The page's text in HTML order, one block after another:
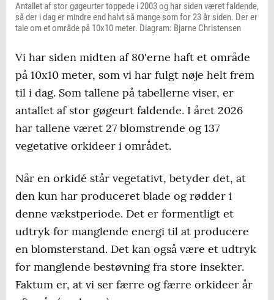
Antallet af stor gøgeurter toppede i 2003 og har siden været faldende,
så der i dag er mindre end halvt så mange som for 23 år siden. Der er
tale om et område på 10x10 meter. Diagram: Bjarne Christensen
Vi har siden midten af 80'erne haft et område
på 10x10 meter, som vi har fulgt nøje helt frem
til i dag. Som tallene på tabellerne viser, er
antallet af stor gøgeurt faldende. I året 2026
har tallene været 27 blomstrende og 137
vegetative orkideer i området.
Når en orkidé står vegetativt, betyder det, at
den kun har produceret blade og rødder i
denne vækstperiode. Det er formentligt et
udtryk for manglende energi til at producere
en blomsterstand. Det kan også være et udtryk
for manglende bestøvning fra store insekter.
Faktum er, at vi ser færre og færre orkideer år